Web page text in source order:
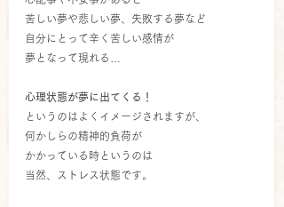
苦しい夢や悲しい夢、失敗する夢など
自分にとって辛く苦しい感情が
夢となって現れる…
心理状態が夢に出てくる！
というのはよくイメージされますが、
何かしらの精神的負荷が
かかっている時というのは
当然、ストレス状態です。